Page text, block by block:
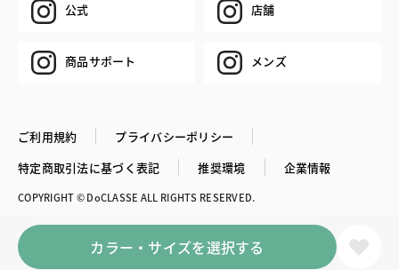
カラー・サイズを選択する
公式 店舗
商品サポート メンズ
ご利用規約
プライバシーポリシー
特定商取引法に基づく表記
推奨環境 企業情報
COPYRIGHT © DoCLASSE ALL RIGHTS RESERVED.